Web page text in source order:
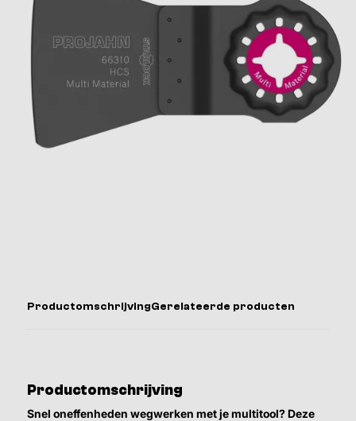
ProductomschrijvingGerelateerde producten
Productomschrijving
Snel oneffenheden wegwerken met je multitool? Deze